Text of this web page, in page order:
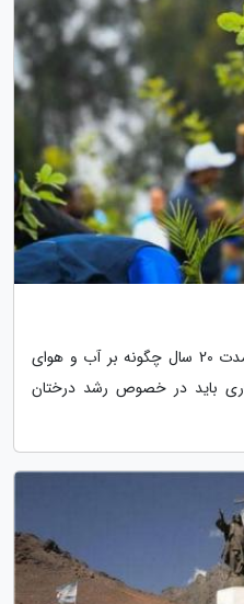
کاشت 8 میلیارد درخت سالانه به مدت 20 سال چگونه بر آب و هوای
باید در خصوص رشد درختان